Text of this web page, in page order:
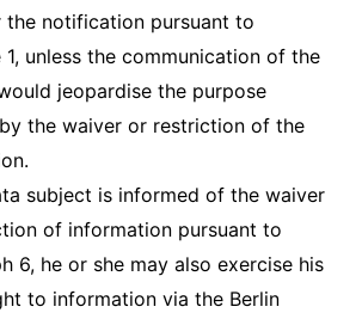
the notification pursuant to
1, unless the communication of the
jeopardise the purpose
the waiver or restriction of the
subject is informed of the waiver
of information pursuant to
6, he or she may also exercise his
to information via the Berlin